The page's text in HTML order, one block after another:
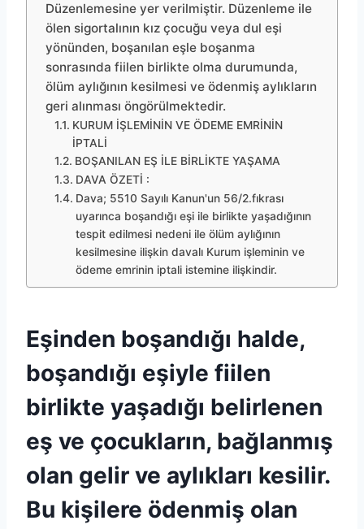
Düzenlemesine yer verilmiştir. Düzenleme ile
ölen sigortalının kız çocuğu veya dul eşi
yönünden, boşanılan eşle boşanma
sonrasında fiilen birlikte olma durumunda,
ölüm aylığının kesilmesi ve ödenmiş aylıkların
geri alınması öngörülmektedir.
KURUM İŞLEMİNİN VE ÖDEME EMRİNİN
İPTALİ
BOŞANILAN EŞ İLE BİRLİKTE YAŞAMA
DAVA ÖZETİ :
Dava; 5510 Sayılı Kanun'un 56/2.fıkrası
uyarınca boşandığı eşi ile birlikte yaşadığının
tespit edilmesi nedeni ile ölüm aylığının
kesilmesine ilişkin davalı Kurum işleminin ve
ödeme emrinin iptali istemine ilişkindir.
Eşinden boşandığı halde,
boşandığı eşiyle fiilen
birlikte yaşadığı belirlenen
eş ve çocukların, bağlanmış
olan gelir ve aylıkları kesilir.
Bu kişilere ödenmiş olan